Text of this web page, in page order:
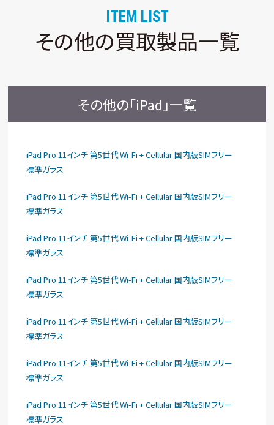
ITEM LIST
その他の買取製品一覧
その他の「iPad」一覧
iPad Pro 11インチ 第5世代 Wi-Fi + Cellular 国内版SIMフリー
標準ガラス
iPad Pro 11インチ 第5世代 Wi-Fi + Cellular 国内版SIMフリー
標準ガラス
iPad Pro 11インチ 第5世代 Wi-Fi + Cellular 国内版SIMフリー
標準ガラス
iPad Pro 11インチ 第5世代 Wi-Fi + Cellular 国内版SIMフリー
標準ガラス
iPad Pro 11インチ 第5世代 Wi-Fi + Cellular 国内版SIMフリー
標準ガラス
iPad Pro 11インチ 第5世代 Wi-Fi + Cellular 国内版SIMフリー
標準ガラス
iPad Pro 11インチ 第5世代 Wi-Fi + Cellular 国内版SIMフリー
標準ガラス